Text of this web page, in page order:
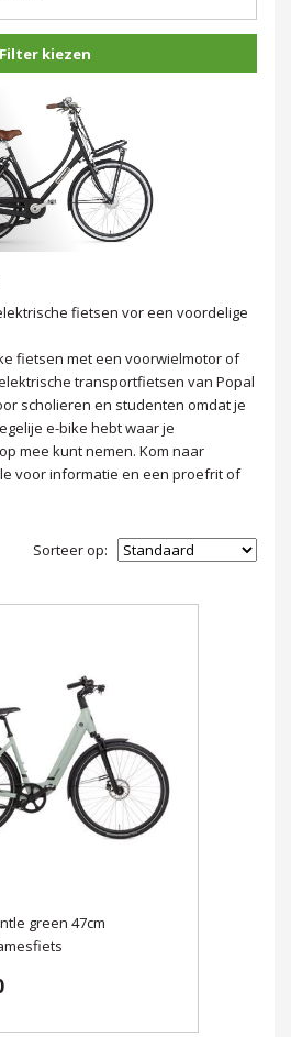
Filter kiezen
fietsen vor een voordelige
fietsen met een voorwielmotor of
transportfietsen van Popal
scholieren en studenten omdat je
e-bike hebt waar je
mee kunt nemen. Kom naar
voor informatie en een proefrit of
Sorteer op:
green 47cm